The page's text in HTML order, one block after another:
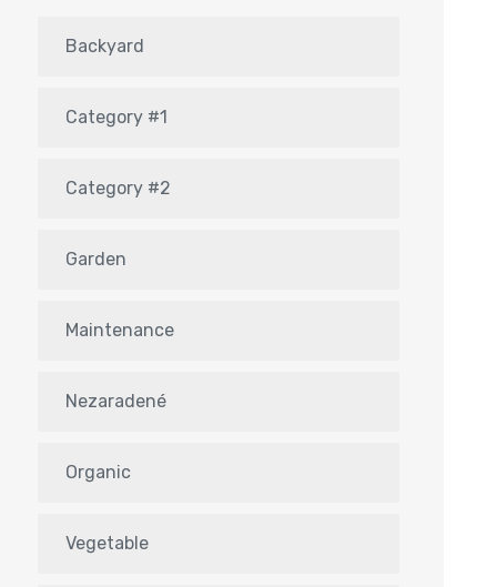
Backyard
Category #1
Category #2
Garden
Maintenance
Nezaradené
Organic
Vegetable